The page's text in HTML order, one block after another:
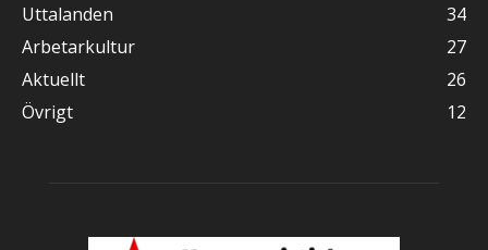
Uttalanden
34
Arbetarkultur
27
Aktuellt
26
Övrigt
12